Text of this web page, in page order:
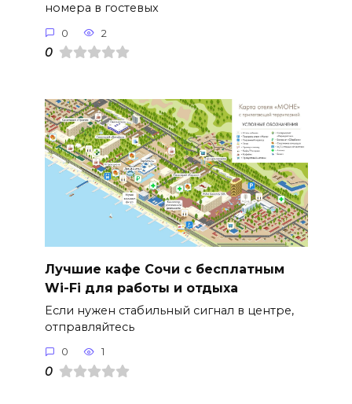
номера в гостевых
0 2
0
Лучшие кафе Сочи с бесплатным
Wi-Fi для работы и отдыха
Если нужен стабильный сигнал в центре,
отправляйтесь
0 1
0